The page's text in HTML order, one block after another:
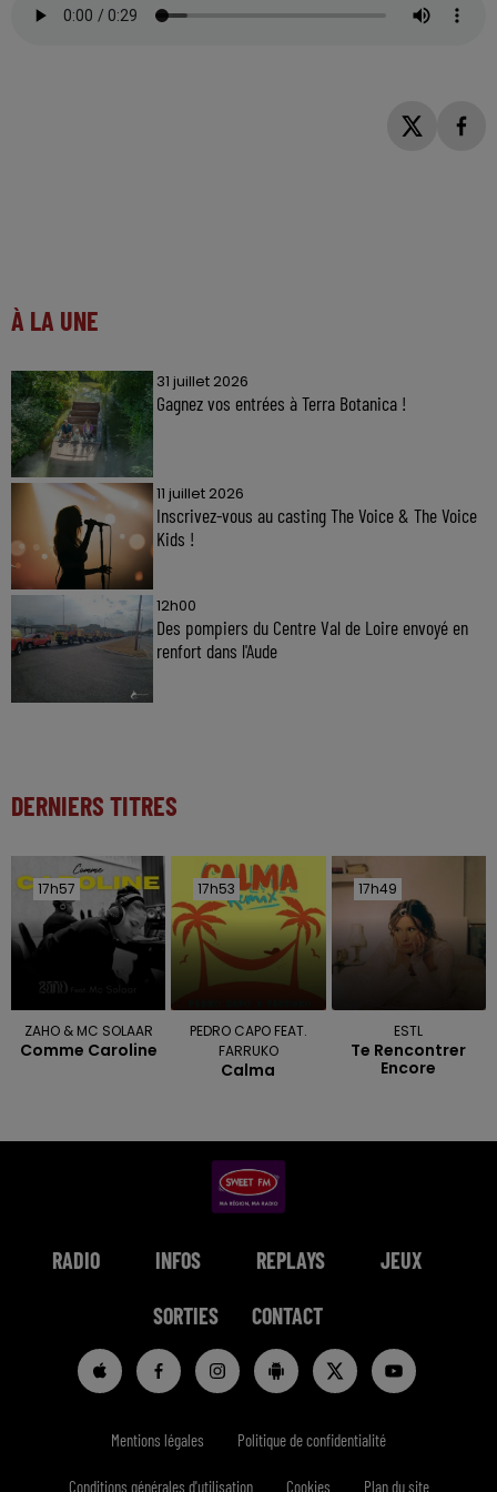
À LA UNE
31 juillet 2026
Gagnez vos entrées à Terra Botanica !
11 juillet 2026
Inscrivez-vous au casting The Voice & The Voice
Kids !
12h00
Des pompiers du Centre Val de Loire envoyé en
renfort dans l'Aude
DERNIERS TITRES
17h57
17h57
ZAHO & MC SOLAAR
Comme Caroline
17h53
17h53
PEDRO CAPO FEAT.
FARRUKO
Calma
17h49
17h49
ESTL
Te Rencontrer
Encore
RADIO INFOS REPLAYS JEUX
SORTIES CONTACT
Mentions légales Politique de confidentialité
Conditions générales d'utilisation Cookies Plan du site